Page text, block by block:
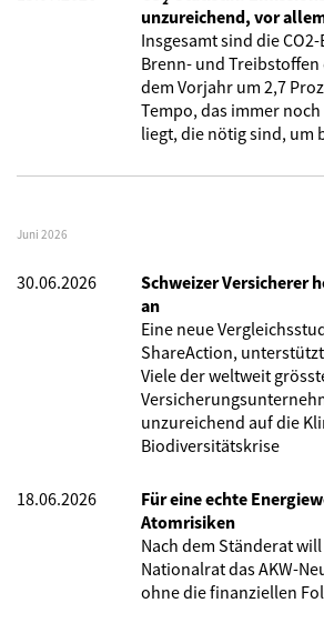
unzureichend, vor
Insgesamt sind die
Brenn- und
dem Vorjahr um 2,7
Tempo, das immer
liegt, die nötig sind, um
Juni 2026
30.06.2026
Schweizer Versicherer
an
Eine neue
ShareAction, unterstützt
Viele der weltweit
unzureichend auf die
Biodiversitätskrise
18.06.2026
Für eine echte
Atomrisiken
Nach dem Ständerat
Nationalrat das AKW-
ohne die finanziellen